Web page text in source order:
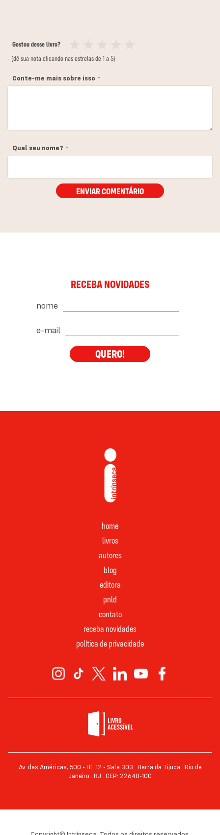
Gostou desse livro?
12
3
4
5
- (dê sua nota clicando nas estrelas de 1 a 5)
Conte-me mais sobre isso
Qual seu nome?
ENVIAR COMENTÁRIO
RECEBA NOVIDADES
nome
e-mail
QUERO!
home
livros
autores
blog
editora
pnld
contato
receba novidades
política de privacidade
Av. das Américas, 500 - Bl. 12 - Sala 303 . Barra da Tijuca . Rio de
Janeiro . RJ . CEP: 22640-100